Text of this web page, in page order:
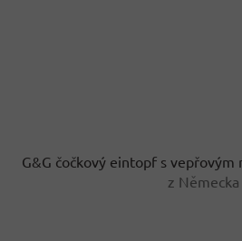
G&G čočkový eintopf s vepřovým
z Německa